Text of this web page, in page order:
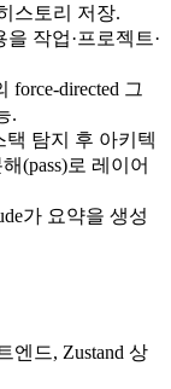
스토리 저장.
작업·프로젝트·
directed 그
.
탐지 후 아키텍
(pass)로 레이어
가 요약을 생성
엔드, Zustand 상